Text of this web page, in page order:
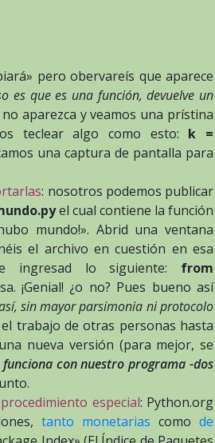
pero obervareís que aparece
es que es una función, devuelve un
aparezca y veamos una prístina
teclear algo como esto: k =
una captura de pantalla para
: nosotros podemos publicar
el cual contiene la función
mundo!». Abrid una ventana
el archivo en cuestión en esa
ingresad lo siguiente: from
¡Genial! ¿o no? Pues bueno así
sin mayor parsimonia ni protocolo
trabajo de otras personas hasta
nueva versión (para mejor, se
con nuestro programa -dos
especial: Python.org
tanto monetarias como de